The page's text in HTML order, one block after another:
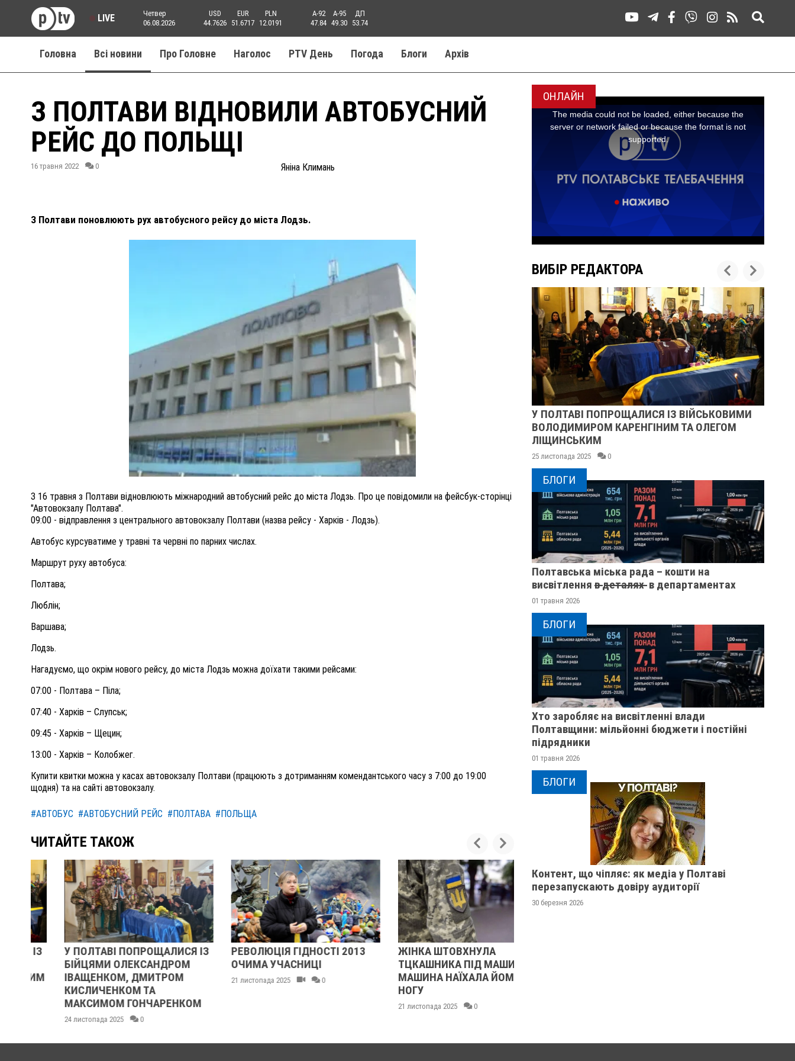
LIVE
Четвер
06.08.2026
USD
44.7626
EUR
51.6717
PLN
12.0191
A-92
47.84
A-95
49.30
ДП
53.74
Головна Всі новини Про Головне Наголос PTV День Погода Блоги Aрхів
З ПОЛТАВИ ВІДНОВИЛИ АВТОБУСНИЙ
РЕЙС ДО ПОЛЬЩІ
16 травня 2022 0 Яніна Климань
З Полтави поновлюють рух автобусного рейсу до міста Лодзь.
З 16 травня з Полтави відновлюють міжнародний автобусний рейс до міста Лодзь. Про це повідомили на фейсбук-сторінці
"Автовокзалу Полтава".
09:00 - відправлення з центрального автовокзалу Полтави (назва рейсу - Харків - Лодзь).
Автобус курсуватиме у травні та червні по парних числах.
Маршрут руху автобуса:
Полтава;
Люблін;
Варшава;
Лодзь.
Нагадуємо, що окрім нового рейсу, до міста Лодзь можна доїхати такими рейсами:
07:00 - Полтава – Піла;
07:40 - Харків – Слупськ;
09:45 - Харків – Щецин;
13:00 - Харків – Колобжег.
Купити квитки можна у касах автовокзалу Полтави (працюють з дотриманням комендантського часу з 7:00 до 19:00
щодня) та на сайті автовокзалу.
#АВТОБУС #АВТОБУСНИЙ РЕЙС #ПОЛТАВА #ПОЛЬЩА
ЧИТАЙТЕ ТАКОЖ
У ПОЛТАВІ ПОПРОЩАЛИСЯ ІЗ
БІЙЦЯМИ ОЛЕКСАНДРОМ
ІВАЩЕНКОМ, ДМИТРОМ
КИСЛИЧЕНКОМ ТА
МАКСИМОМ ГОНЧАРЕНКОМ
24 листопада 2025 0
РЕВОЛЮЦІЯ ГІДНОСТІ 2013
ОЧИМА УЧАСНИЦІ
21 листопада 2025 0
ЖІНКА ШТОВХНУЛА
ТЦКАШНИКА ПІД МАШИНУ -
МАШИНА НАЇХАЛА ЙОМУ НА
21 листопада 2025 0
ОНЛАЙН
ВИБІР РЕДАКТОРА
ПОЛІЦІЯ ПОЛТАВЩИНИ РОЗШУКУЄ 62-РІЧНУ
ЛЮДМИЛУ ТИМЧЕНКО
ВНАСЛІДОК ПОРАНЕНЬ, ОТРИМАНИХ НА ВІЙНІ,
ПОМЕР ВОЇН ЮРІЙ ВОЙТИК
25 листопада 2025
У ПОЛТАВІ ПОПРОЩАЛИСЯ ІЗ ВІЙСЬКОВИМИ
ВОЛОДИМИРОМ КАРЕНГІНИМ ТА ОЛЕГОМ
ЛІЩИНСЬКИМ
25 листопада 2025 0
БЛОГИ
Полтавська міська рада – кошти на
висвітлення в̶ ̶д̶е̶т̶а̶л̶я̶х̶ ̶ в департаментах
01 травня 2026
БЛОГИ
Хто заробляє на висвітленні влади
Полтавщини: мільйонні бюджети і постійні
підрядники
01 травня 2026
БЛОГИ
Контент, що чіпляє: як медіа у Полтаві
перезапускають довіру аудиторії
30 березня 2026